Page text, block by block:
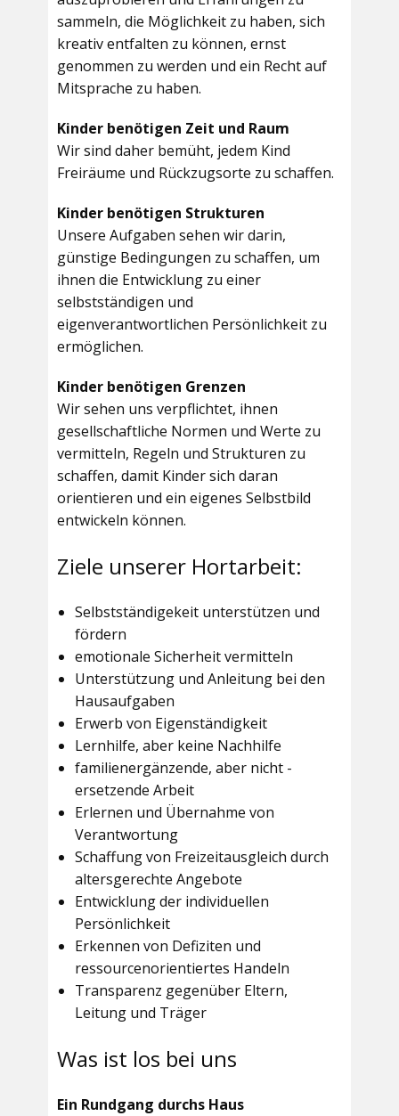
sammeln, die Möglichkeit zu haben, sich
kreativ entfalten zu können, ernst
genommen zu werden und ein Recht auf
Mitsprache zu haben.
Kinder benötigen Zeit und Raum
Wir sind daher bemüht, jedem Kind
Freiräume und Rückzugsorte zu schaffen.
Kinder benötigen Strukturen
Unsere Aufgaben sehen wir darin,
günstige Bedingungen zu schaffen, um
ihnen die Entwicklung zu einer
selbstständigen und
eigenverantwortlichen Persönlichkeit zu
ermöglichen.
Kinder benötigen Grenzen
Wir sehen uns verpflichtet, ihnen
gesellschaftliche Normen und Werte zu
vermitteln, Regeln und Strukturen zu
schaffen, damit Kinder sich daran
orientieren und ein eigenes Selbstbild
entwickeln können.
Ziele unserer Hortarbeit:
Selbstständigekeit unterstützen und
fördern
emotionale Sicherheit vermitteln
Unterstützung und Anleitung bei den
Hausaufgaben
Erwerb von Eigenständigkeit
Lernhilfe, aber keine Nachhilfe
familienergänzende, aber nicht -
ersetzende Arbeit
Erlernen und Übernahme von
Verantwortung
Schaffung von Freizeitausgleich durch
altersgerechte Angebote
Entwicklung der individuellen
Persönlichkeit
Erkennen von Defiziten und
ressourcenorientiertes Handeln
Transparenz gegenüber Eltern,
Leitung und Träger
Was ist los bei uns
Ein Rundgang durchs Haus